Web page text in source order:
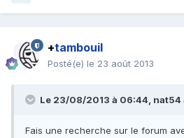
+tambouil
Posté(e) le 23 août 2013
Le 23/08/2013 à 06:44, nat54
Fais une recherche sur le forum